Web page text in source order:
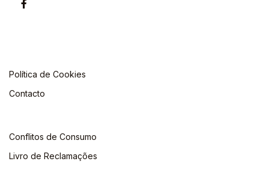
Política de Cookies
Contacto
Conflitos de Consumo
Livro de Reclamações